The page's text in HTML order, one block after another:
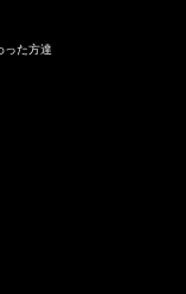
った方達